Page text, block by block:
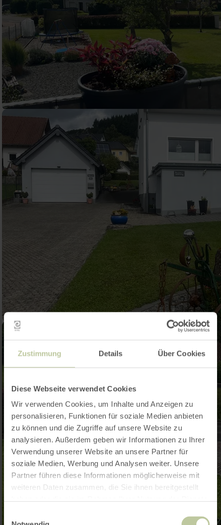
Zustimmung Details Über Cookies
Diese Webseite verwendet Cookies
Wir verwenden Cookies, um Inhalte und Anzeigen zu
personalisieren, Funktionen für soziale Medien anbieten
zu können und die Zugriffe auf unsere Website zu
analysieren. Außerdem geben wir Informationen zu Ihrer
Verwendung unserer Website an unsere Partner für
soziale Medien, Werbung und Analysen weiter. Unsere
Partner führen diese Informationen möglicherweise mit
weiteren Daten zusammen, die Sie ihnen bereitgestellt